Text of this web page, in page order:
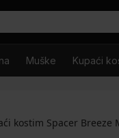
Muške Kupaći
kostim Spacer Breeze